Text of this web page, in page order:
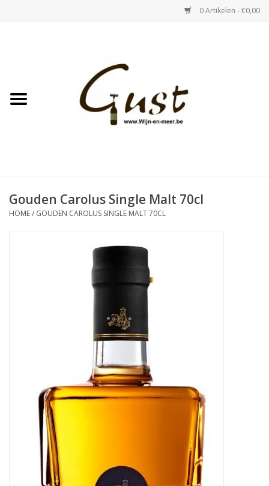
0 Artikelen - €0,00
Witte wijn
Bubbels & Vermout
Tastings & zaalverhuur
Gouden Carolus Single Malt 70cl
HOME/ GOUDEN CAROLUS SINGLE MALT 70CL